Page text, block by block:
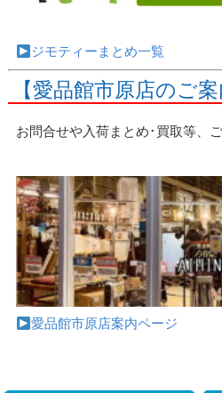
ジモティーまとめ一覧
【愛品館市原店のご
お問合せや入荷まとめ･買取等、
愛品館市原店案内ページ